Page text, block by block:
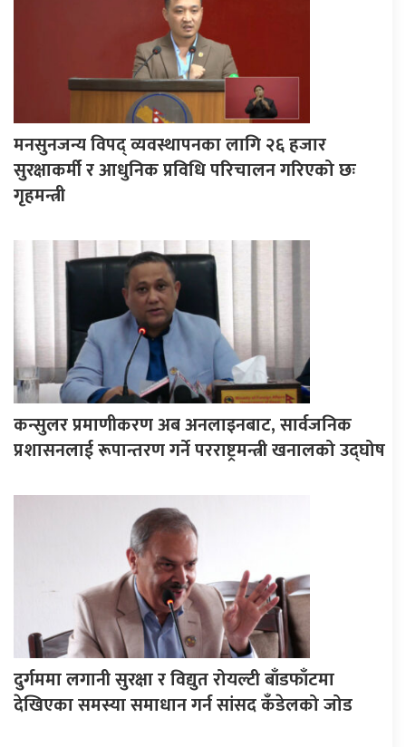
मनसुनजन्य विपद् व्यवस्थापनका लागि २६ हजार
सुरक्षाकर्मी र आधुनिक प्रविधि परिचालन गरिएको छः
गृहमन्त्री
कन्सुलर प्रमाणीकरण अब अनलाइनबाट, सार्वजनिक
प्रशासनलाई रूपान्तरण गर्ने परराष्ट्रमन्त्री खनालको उद्घोष
दुर्गममा लगानी सुरक्षा र विद्युत रोयल्टी बाँडफाँटमा
देखिएका समस्या समाधान गर्न सांसद कँडेलको जोड